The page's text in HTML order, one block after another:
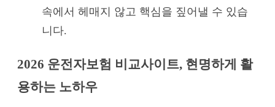
속에서 헤매지 않고 핵심을 짚어낼 수 있습
니다.
2026 운전자보험 비교사이트, 현명하게 활
용하는 노하우